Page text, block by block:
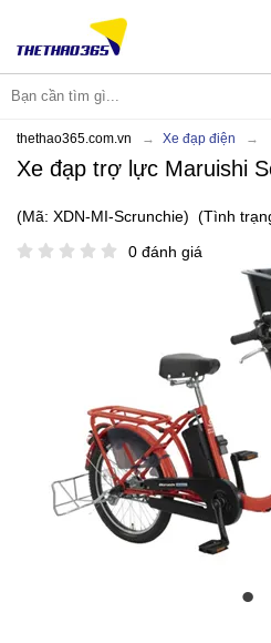
thethao365.com.vn Xe đạp điện
Xe đạp trợ lực Maruishi
(Mã: XDN-MI-Scrunchie) (Tình
0 đánh giá